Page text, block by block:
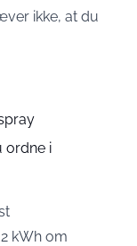
ikke, at du
ordne i
kWh om